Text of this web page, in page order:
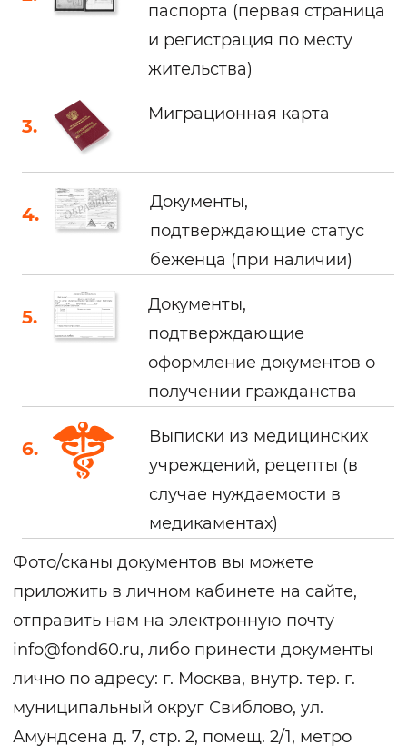
паспорта (первая страница
и регистрация по месту
жительства)
Миграционная карта
Документы,
подтверждающие статус
беженца (при наличии)
Документы,
подтверждающие
оформление документов о
получении гражданства
Выписки из медицинских
учреждений, рецепты (в
случае нуждаемости в
медикаментах)
Фото/сканы документов вы можете
приложить в личном кабинете на сайте,
отправить нам на электронную почту
info@fond60.ru, либо принести документы
лично по адресу: г. Москва, внутр. тер. г.
муниципальный округ Свиблово, ул.
Амундсена д. 7, стр. 2, помещ. 2/1, метро